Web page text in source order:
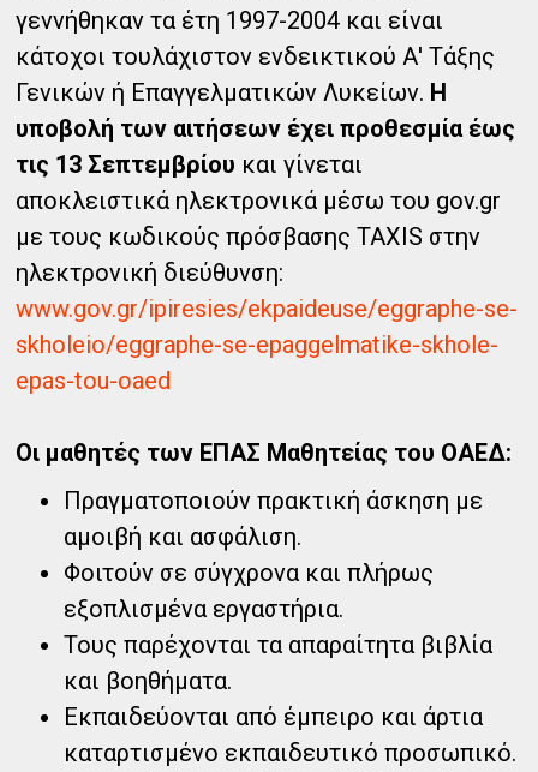
γεννήθηκαν τα έτη 1997-2004​​ και είναι
κάτοχοι τουλάχιστον ενδεικτικού Α' Τάξης
Γενικών ή Επαγγελματικών Λυκείων. Η
υποβολή των αιτήσεων​​ έχει προθεσμία έως
τις 13 Σεπτεμβρίου ​​ και​​ γίνεται​​
αποκλειστικά ηλεκτρονικά μέσω του gov.gr​​
με τους κωδικούς πρόσβασης TAXIS στην
ηλεκτρονική διεύθυνση: ​​
www.gov.gr/ipiresies/ekpaideuse/eggraphe-se-
skholeio/eggraphe-se-epaggelmatike-skhole-
epas-tou-oaed
Οι μαθητές των ΕΠΑΣ Μαθητείας του ΟΑΕΔ:
Πραγματοποιούν πρακτική άσκηση με
αμοιβή και ασφάλιση.​​
Φοιτούν σε σύγχρονα και πλήρως
εξοπλισμένα εργαστήρια.​​
Τους παρέχονται τα απαραίτητα βιβλία
και βοηθήματα.​​
Εκπαιδεύονται από έμπειρο και άρτια
καταρτισμένο εκπαιδευτικό προσωπικό.​​